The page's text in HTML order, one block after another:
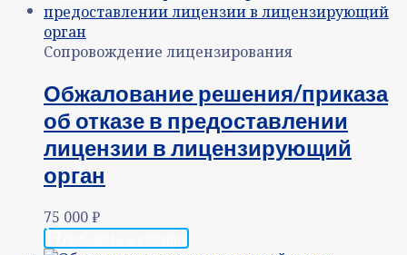
Сопровождение лицензирования
Обжалование решения/приказа
об отказе в предоставлении
лицензии в лицензирующий
орган
75 000₽